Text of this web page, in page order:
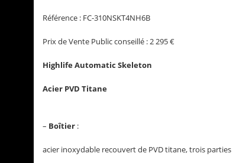
Référence : FC-310NSKT4NH6B
Prix de Vente Public conseillé : 2 295 €
Highlife Automatic Skeleton
Acier PVD Titane
– Boîtier :
acier inoxydable recouvert de PVD titane, trois parties